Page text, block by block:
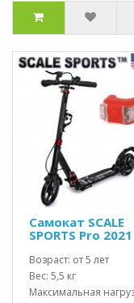
Самокат SCALE
SPORTS Pro 2021
Возраст: от 5 лет
Вес: 5,5 кг
Максимальная